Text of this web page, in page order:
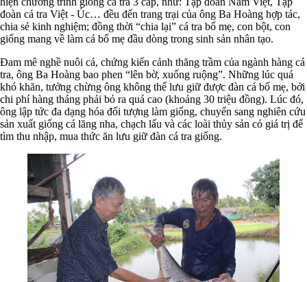
đoàn cá tra Việt - Úc… đều đến trang trại của ông Ba Hoàng hợp tác,
chia sẻ kinh nghiệm; đồng thời “chia lại” cá tra bố mẹ, con bột, con
giống mang về làm cá bố mẹ đầu dòng trong sinh sản nhân tạo.
Đam mê nghề nuôi cá, chứng kiến cảnh thăng trầm của ngành hàng cá
tra, ông Ba Hoàng bao phen “lên bờ, xuống ruộng”. Những lúc quá
khó khăn, tưởng chừng ông không thể lưu giữ được đàn cá bố mẹ, bởi
chi phí hàng tháng phải bỏ ra quá cao (khoảng 30 triệu đồng). Lúc đó,
ông lập tức đa dạng hóa đối tượng làm giống, chuyển sang nghiên cứu
sản xuất giống cá lăng nha, chạch lấu và các loài thủy sản có giá trị để
tìm thu nhập, mua thức ăn lưu giữ đàn cá tra giống.